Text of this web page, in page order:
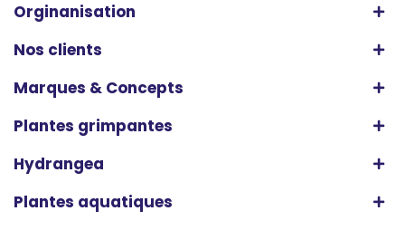
Orginanisation
Nos clients
Marques & Concepts
Plantes grimpantes
Hydrangea
Plantes aquatiques